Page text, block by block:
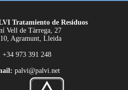
Tratamiento de Residuos
Vell de Tàrrega, 27
Agramunt, Lleida
+34 973 391 248
palvi@palvi.net